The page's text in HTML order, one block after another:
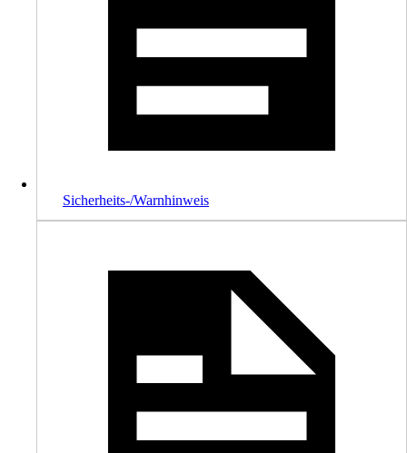
Sicherheits-/Warnhinweis